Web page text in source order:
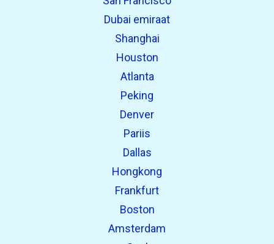
Dubai emiraat
Shanghai
Houston
Atlanta
Peking
Denver
Pariis
Dallas
Hongkong
Frankfurt
Boston
Amsterdam